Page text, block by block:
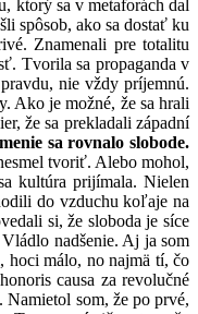
ktorý sa v metaforách dal
spôsob, ako sa dostať ku
Znamenali pre totalitu
Tvorila sa propaganda v
nie vždy príjemnú.
Ako je možné, že sa hrali
že sa prekladali západní
sa rovnalo slobode.
tvoriť. Alebo mohol,
kultúra prijímala. Nielen
do vzduchu koľaje na
si, že sloboda je síce
nadšenie. Aj ja som
hoci málo, no najmä tí, čo
causa za revolučné
som, že po prvé,